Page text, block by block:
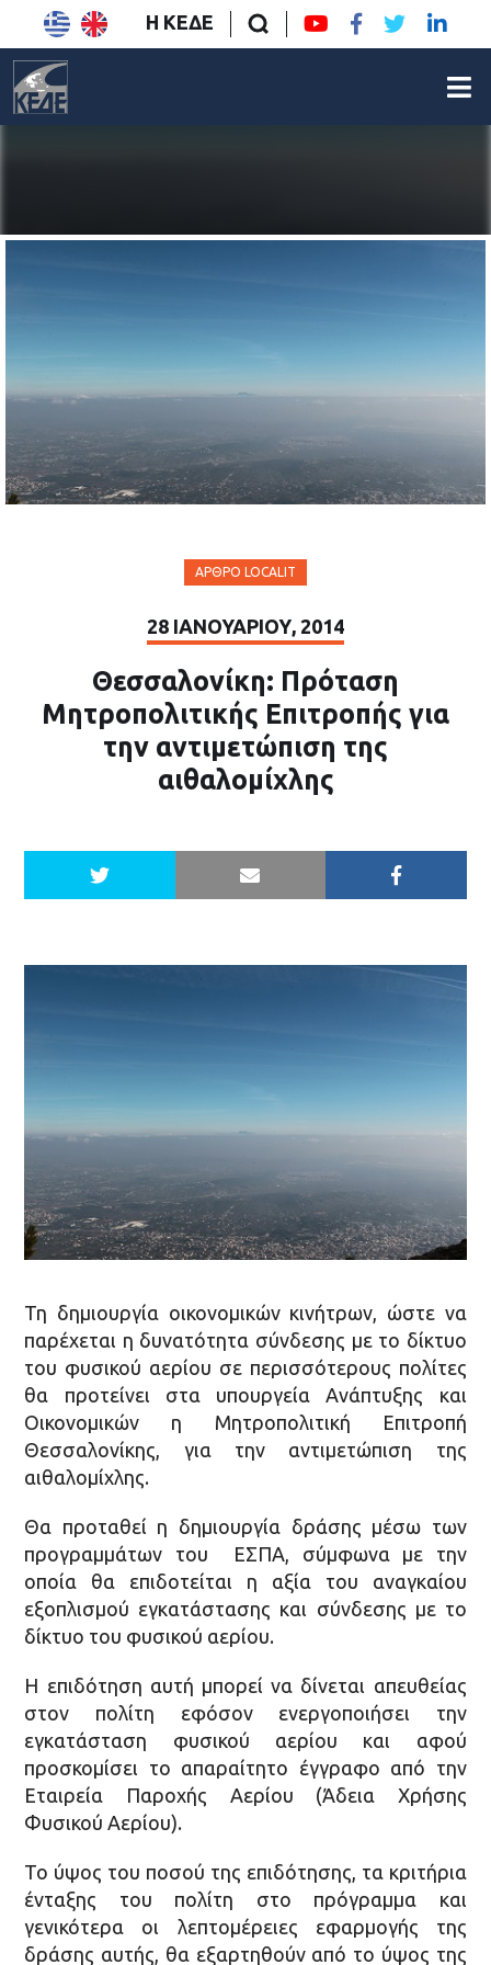
Η ΚΕΔΕ
ΆΡΘΡΟ LOCALIT
28 ΙΑΝΟΥΑΡΊΟΥ, 2014
Θεσσαλονίκη: Πρόταση
Μητροπολιτικής Επιτροπής για
την αντιμετώπιση της
αιθαλομίχλης
Τη δημιουργία οικονομικών κινήτρων, ώστε να
παρέχεται η δυνατότητα σύνδεσης με το δίκτυο
του φυσικού αερίου σε περισσότερους πολίτες
θα προτείνει στα υπουργεία Ανάπτυξης και
Οικονομικών η Μητροπολιτική Επιτροπή
Θεσσαλονίκης, για την αντιμετώπιση της
αιθαλομίχλης.
Θα προταθεί η δημιουργία δράσης μέσω των
προγραμμάτων του ΕΣΠΑ, σύμφωνα με την
οποία θα επιδοτείται η αξία του αναγκαίου
εξοπλισμού εγκατάστασης και σύνδεσης με το
δίκτυο του φυσικού αερίου.
Η επιδότηση αυτή μπορεί να δίνεται απευθείας
στον πολίτη εφόσον ενεργοποιήσει την
εγκατάσταση φυσικού αερίου και αφού
προσκομίσει το απαραίτητο έγγραφο από την
Εταιρεία Παροχής Αερίου (Άδεια Χρήσης
Φυσικού Αερίου).
Το ύψος του ποσού της επιδότησης, τα κριτήρια
ένταξης του πολίτη στο πρόγραμμα και
γενικότερα οι λεπτομέρειες εφαρμογής της
δράσης αυτής, θα εξαρτηθούν από το ύψος της